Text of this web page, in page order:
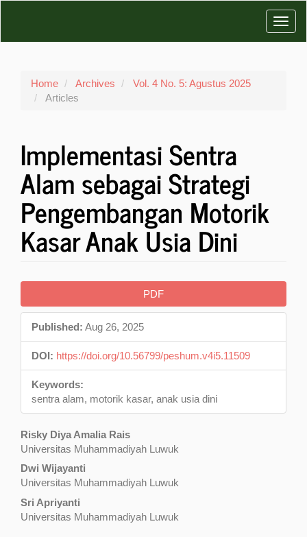
Home Archives
Vol. 4 No. 5: Agustus 2025
Articles
Implementasi Sentra
Alam sebagai Strategi
Pengembangan Motorik
Kasar Anak Usia Dini
Article
Sidebar
PDF
Published: Aug 26, 2025
DOI: https://doi.org/10.56799/peshum.v4i5.11509
Keywords:
sentra alam, motorik kasar, anak usia dini
Main
Article
Content
Risky Diya Amalia Rais
Universitas Muhammadiyah Luwuk
Dwi Wijayanti
Universitas Muhammadiyah Luwuk
Sri Apriyanti
Universitas Muhammadiyah Luwuk